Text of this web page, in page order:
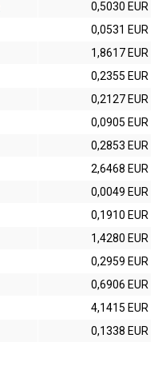
0,5030 EUR
0,0531 EUR
1,8617 EUR
0,2355 EUR
0,2127 EUR
0,0905 EUR
0,2853 EUR
2,6468 EUR
0,0049 EUR
0,1910 EUR
1,4280 EUR
0,2959 EUR
0,6906 EUR
4,1415 EUR
0,1338 EUR